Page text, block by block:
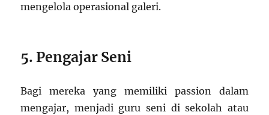
mengelola operasional galeri.
5. Pengajar Seni
Bagi mereka yang memiliki passion dalam
mengajar, menjadi guru seni di sekolah atau